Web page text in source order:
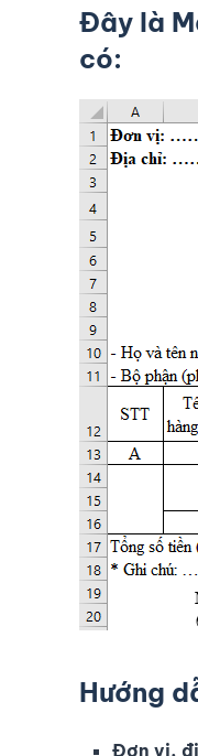
Đây là
có:
Hướng
Đơn vị,